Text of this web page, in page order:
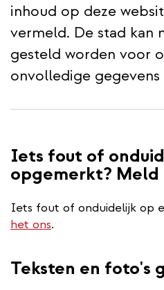
inhoud op deze
vermeld. De stad kan
gesteld worden voor
onvolledige
Iets fout of
opgemerkt? Meld
Iets fout of onduidelijk op
het ons.
Teksten en foto's